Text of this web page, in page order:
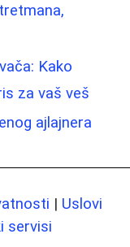
Kako
za vaš veš
ajlajnera
| Uslovi
servisi